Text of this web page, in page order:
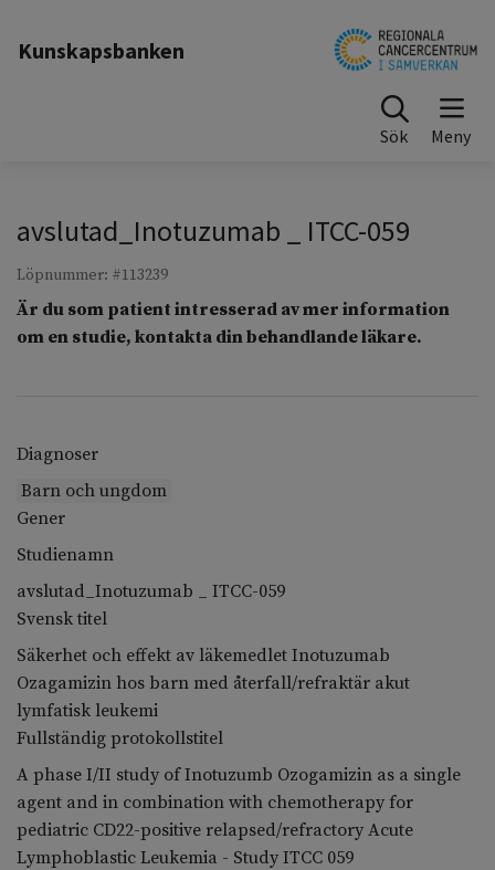
Kunskapsbanken
Sök
avslutad_Inotuzumab _ ITCC-059
Löpnummer: #113239
Är du som patient intresserad av mer information
om en studie, kontakta din behandlande läkare.
Diagnoser
Barn och ungdom
Gener
Studienamn
avslutad_Inotuzumab _ ITCC-059
Svensk titel
Säkerhet och effekt av läkemedlet Inotuzumab
Ozagamizin hos barn med återfall/refraktär akut
lymfatisk leukemi
Fullständig protokollstitel
A phase I/II study of Inotuzumb Ozogamizin as a single
agent and in combination with chemotherapy for
pediatric CD22-positive relapsed/refractory Acute
Lymphoblastic Leukemia - Study ITCC 059